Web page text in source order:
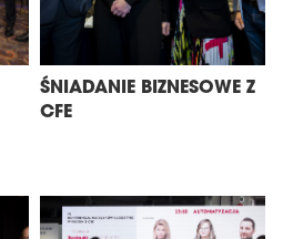
ŚNIADANIE BIZNESOWE Z
CFE